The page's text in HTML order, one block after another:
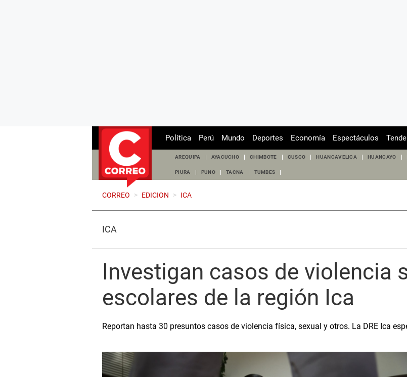
Política Perú Mundo Deportes Economía Espectáculos
AREQUIPA AYACUCHO CHIMBOTE CUSCO HUANCAVELICA HUANCAYO
PIURA PUNO TACNA TUMBES
CORREO > EDICION > ICA
ICA
Investigan casos de violencia
escolares de la región Ica
Reportan hasta 30 presuntos casos de violencia física, sexual y otros. La DRE Ica